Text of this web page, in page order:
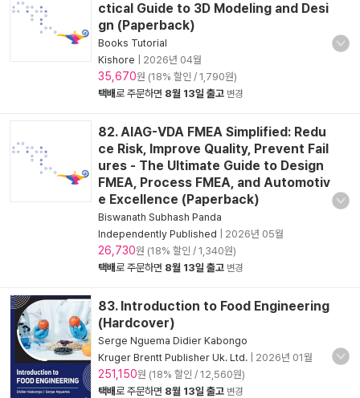
ctical Guide to 3D Modeling and Desi
gn (Paperback)
Books Tutorial
Kishore
2026년 04월
35,670원 (18% 할인 / 1,790원)
택배로 주문하면 8월 13일 출고 변경
82. AIAG-VDA FMEA Simplified: Redu
ce Risk, Improve Quality, Prevent Fail
ures - The Ultimate Guide to Design
FMEA, Process FMEA, and Automotiv
e Excellence (Paperback)
Biswanath Subhash Panda
Independently Published
2026년 05월
26,730원 (18% 할인 / 1,340원)
택배로 주문하면 8월 13일 출고 변경
83. Introduction to Food Engineering
(Hardcover)
Serge Nguema Didier Kabongo
Kruger Brentt Publisher Uk. Ltd.
2026년 01월
251,150원 (18% 할인 / 12,560원)
택배로 주문하면 8월 13일 출고 변경